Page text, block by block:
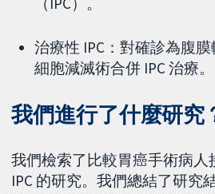
治療性 IPC：對確診為腹
細胞減滅術合併 IPC 治療。
我們進行了什麼研究
我們檢索了比較胃癌手術病人
IPC 的研究。我們總結了研究